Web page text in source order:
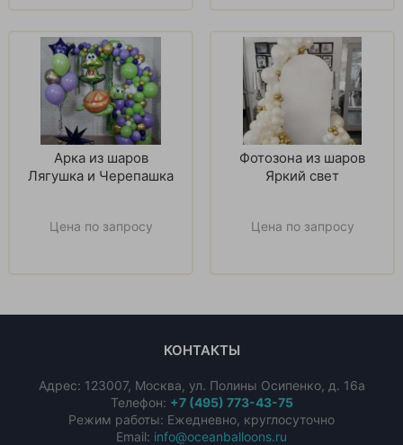
Арка из шаров
Лягушка и Черепашка
Цена по запросу
Фотозона из шаров
Яркий свет
Цена по запросу
КОНТАКТЫ
Адрес: 123007, Москва, ул. Полины Осипенко, д. 16а
Телефон: +7 (495) 773-43-75
Режим работы: Ежедневно, круглосуточно
Email: info@oceanballoons.ru